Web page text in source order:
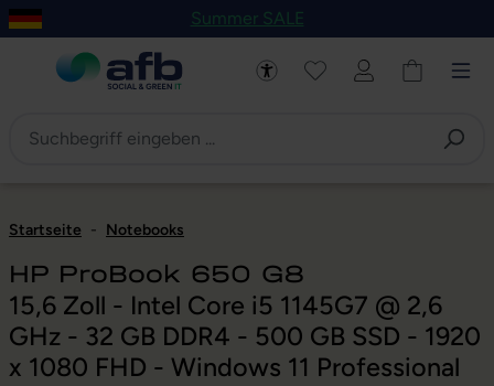
Hauptinhalt springen
Zur Navigation der B2B-Plattform springen
Summer SALE
Startseite - Notebooks
HP ProBook 650 G8
15,6 Zoll - Intel Core i5 1145G7 @ 2,6
GHz - 32 GB DDR4 - 500 GB SSD - 1920
x 1080 FHD - Windows 11 Professional